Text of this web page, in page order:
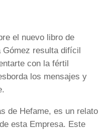
el nuevo libro de
Gómez resulta difícil
con la fértil
los mensajes y
de Hefame, es un relato
esta Empresa. Este